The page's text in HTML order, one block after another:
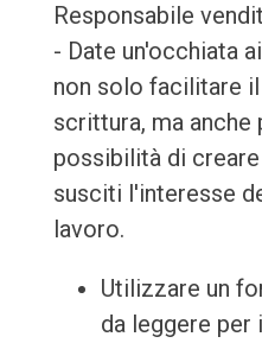
Responsabile
- Date un'occhiata
non solo facilitare
scrittura, ma anche
possibilità di
susciti l'interesse
lavoro.
Utilizzare un
da leggere per